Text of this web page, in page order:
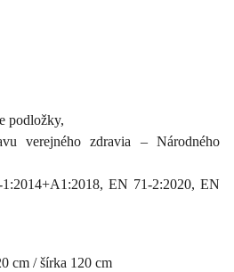
podložky,
verejného zdravia – Národného
EN 71-2:2020, EN
cm / šírka 120 cm